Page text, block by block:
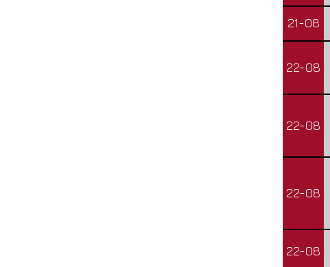
21-08
22-08
22-08
22-08
22-08